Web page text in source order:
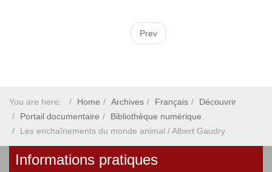
Prev
You are here: Home Archives Français
Découvrir
Portail documentaire
Bibliothèque numérique
Les enchaînements du monde animal / Albert Gaudry
Informations pratiques